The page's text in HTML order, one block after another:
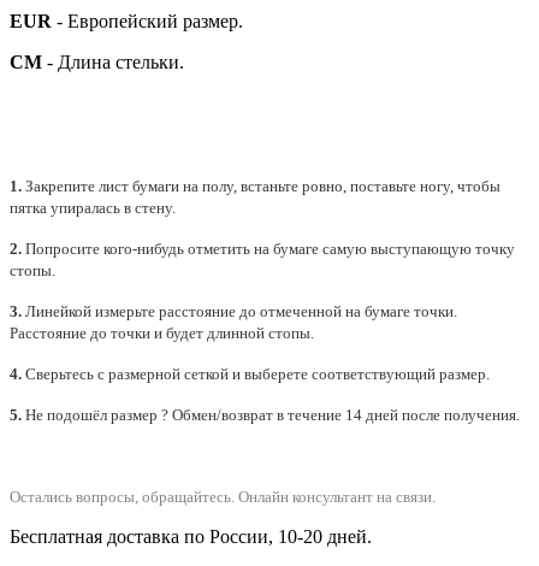
EUR - Европейский размер.
СМ - Длина стельки.
1. Закрепите лист бумаги на полу, встаньте ровно, поставьте ногу, чтобы
пятка упиралась в стену.
2. Попросите кого-нибудь отметить на бумаге самую выступающую точку
стопы.
3. Линейкой измерьте расстояние до отмеченной на бумаге точки.
Расстояние до точки и будет длинной стопы.
4. Сверьтесь с размерной сеткой и выберете соответствующий размер.
5. Не подошёл размер ? Обмен/возврат в течение 14 дней после получения.
Остались вопросы, обращайтесь. Онлайн консультант на связи.
Бесплатная доставка по России, 10-20 дней.